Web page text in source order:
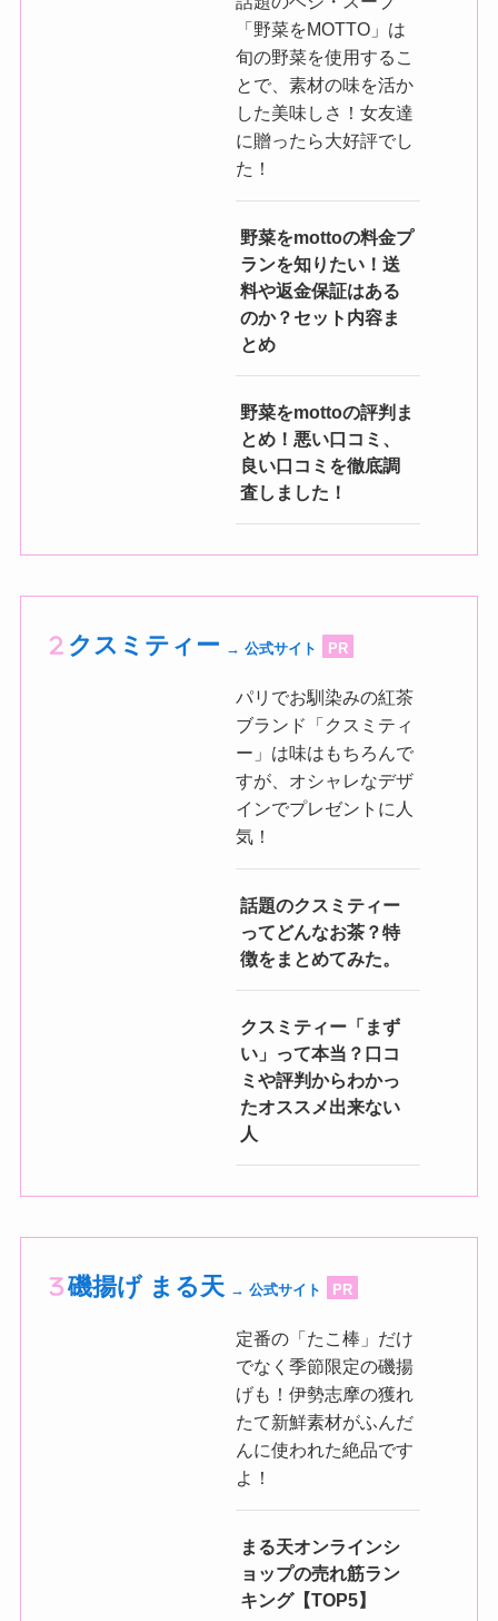
「野菜をMOTTO」は
旬の野菜を使用するこ
とで、素材の味を活か
した美味しさ！女友達
に贈ったら大好評でし
た！
野菜をmottoの料金プ
ランを知りたい！送
料や返金保証はある
のか？セット内容ま
とめ
野菜をmottoの評判ま
とめ！悪い口コミ、
良い口コミを徹底調
査しました！
クスミティー → 公式サイト PR
パリでお馴染みの紅茶
ブランド「クスミティ
ー」は味はもちろんで
すが、オシャレなデザ
インでプレゼントに人
気！
話題のクスミティー
ってどんなお茶？特
徴をまとめてみた。
クスミティー「まず
い」って本当？口コ
ミや評判からわかっ
たオススメ出来ない
人
磯揚げ まる天 → 公式サイト PR
定番の「たこ棒」だけ
でなく季節限定の磯揚
げも！伊勢志摩の獲れ
たて新鮮素材がふんだ
んに使われた絶品です
よ！
まる天オンラインシ
ョップの売れ筋ラン
キング【TOP5】